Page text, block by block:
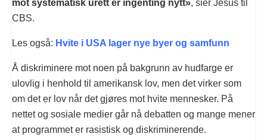
mot systematisk urett er ingenting nytt», sier Jesus til
CBS.
Les også: Hvite i USA lager nye byer og samfunn
Å diskriminere mot noen på bakgrunn av hudfarge er
ulovlig i henhold til amerikansk lov, men det virker som
om det er lov når det gjøres mot hvite mennesker. På
nettet og sosiale medier går nå debatten og mange mener
at programmet er rasistisk og diskriminerende.